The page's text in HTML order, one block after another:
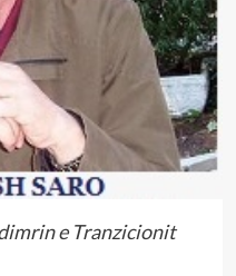
e Tranzicionit